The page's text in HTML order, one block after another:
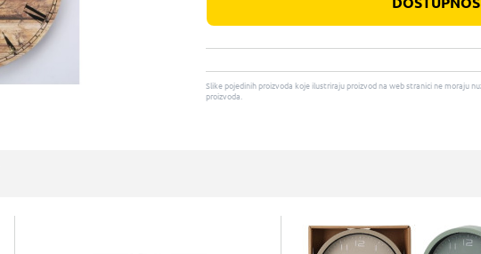
Slike pojedinih proizvoda koje ilustriraju proizvod na web stranici ne moraju
proizvoda.